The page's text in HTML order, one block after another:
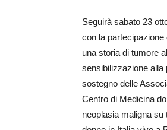
Seguirà sabato 23
con la partecipazione
una storia di tumore
sensibilizzazione alla
sostegno delle
Centro di Medicina
neoplasia maligna su